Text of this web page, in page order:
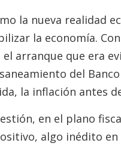
la nueva realidad
la economía.
el arranque que era
del
la inflación antes
en el plano
algo inédito